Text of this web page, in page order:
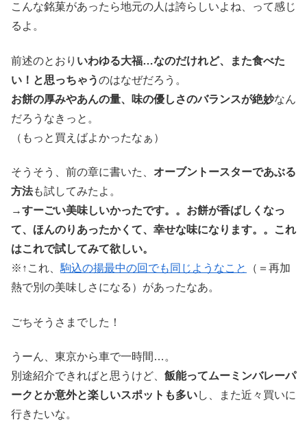
こんな銘菓があったら地元の人は誇らしいよね、って感じ
るよ。
前述のとおり いわゆる大福…なのだけれど、また食べた
い！と思っちゃうのはなぜだろう。
お餅の厚みやあんの量、味の優しさのバランスが絶妙なん
だろうなきっと。
（もっと買えばよかったなぁ）
そうそう、前の章に書いた、 オーブントースターであぶる
方法も試してみたよ。
→すーごい美味しいかったです。。お餅が香ばしくなっ
て、ほんのりあったかくて、幸せな味になります。。これ
はこれで試してみて欲しい。
※↑これ、 駒込の揚最中の回でも同じようなこと
（＝再加
熱で別の美味しさになる）があったなあ。
ごちそうさまでした！
うーん、東京から車で一時間…。
別途紹介できればと思うけど、 飯能ってムーミンバレーパ
ークとか意外と楽しいスポットも多いし、また近々買いに
行きたいな。